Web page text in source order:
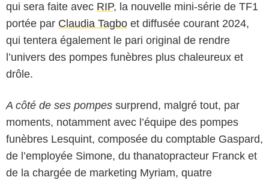
qui sera faite avec RIP, la nouvelle mini-série de TF1
portée par Claudia Tagbo et diffusée courant 2024,
qui tentera également le pari original de rendre
l’univers des pompes funèbres plus chaleureux et
drôle.
A côté de ses pompes surprend, malgré tout, par
moments, notamment avec l’équipe des pompes
funèbres Lesquint, composée du comptable Gaspard,
de l’employée Simone, du thanatopracteur Franck et
de la chargée de marketing Myriam, quatre